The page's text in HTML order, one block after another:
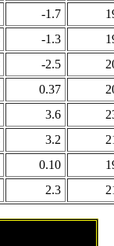
-1.7
-1.3
-2.5
0.37
3.6
3.2
0.10
2.3